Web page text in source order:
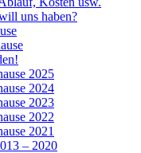
uns haben?
2025
2024
2023
2022
2021
– 2020